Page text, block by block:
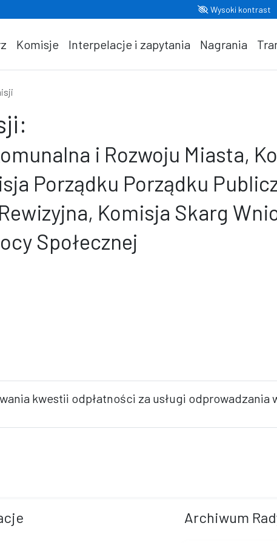
Wysoki kontrast
Komisje Interpelacje i zapytania Nagrania
i Rozwoju Miasta,
Porządku Porządku
Komisja Skarg
Społecznej
kwestii odpłatności za usługi odprowadzania
Archiwum